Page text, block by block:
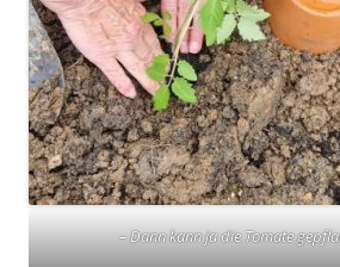
– Dann kann ja die Tomate